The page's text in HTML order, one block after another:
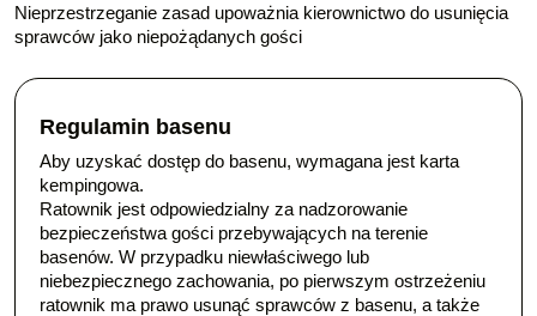
Nieprzestrzeganie zasad upoważnia kierownictwo do usunięcia
sprawców jako niepożądanych gości
Regulamin basenu
Aby uzyskać dostęp do basenu, wymagana jest karta
kempingowa.
Ratownik jest odpowiedzialny za nadzorowanie
bezpieczeństwa gości przebywających na terenie
basenów. W przypadku niewłaściwego lub
niebezpiecznego zachowania, po pierwszym ostrzeżeniu
ratownik ma prawo usunąć sprawców z basenu, a także